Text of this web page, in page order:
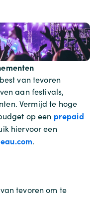
van tevoren
aan festivals,
Vermijd te hoge
op een prepaid
hiervoor een
.
tevoren om te